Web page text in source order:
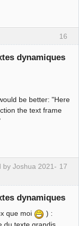
16
dynamiques
be better: "Here
the text frame
17
by Joshua 2021-
dynamiques
que moi
) :